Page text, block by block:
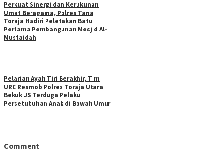
Perkuat Sinergi dan Kerukunan
Umat Beragama, Polres Tana
Toraja Hadiri Peletakan Batu
Pertama Pembangunan Mesjid Al-
Mustaidah
Pelarian Ayah Tiri Berakhir, Tim
URC Resmob Polres Toraja Utara
Bekuk JS Terduga Pelaku
Persetubuhan Anak di Bawah Umur
Comment